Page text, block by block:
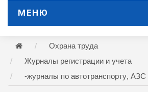
МЕНЮ
Охрана труда
Журналы регистрации и учета
-журналы по автотранспорту, АЗС